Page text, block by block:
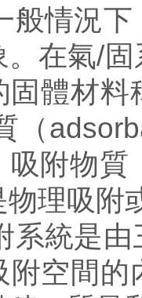
況下，
。在氣/
固體材料
（
吸附物質
理吸附
是由三
附空間